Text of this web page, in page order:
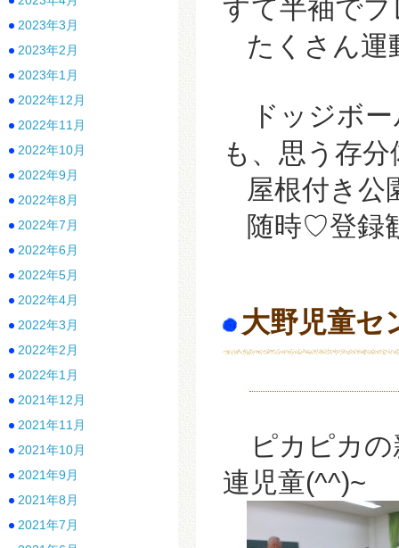
すて半袖で
たくさん
ドッジボ
も、思う存
屋根付き公
随時♡登録
大野児童セ
ピカピカ
連児童(^^)~
2023年3月
2023年2月
2023年1月
2022年12月
2022年11月
2022年10月
2022年9月
2022年8月
2022年7月
2022年6月
2022年5月
2022年4月
2022年3月
2022年2月
2022年1月
2021年12月
2021年11月
2021年10月
2021年9月
2021年8月
2021年7月